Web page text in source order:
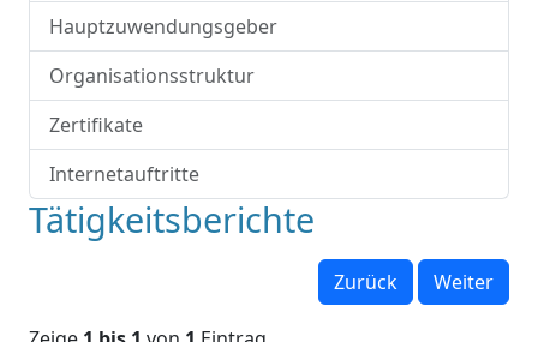
Hauptzuwendungsgeber
Organisationsstruktur
Zertifikate
Internetauftritte
Tätigkeitsberichte
Zurück Weiter